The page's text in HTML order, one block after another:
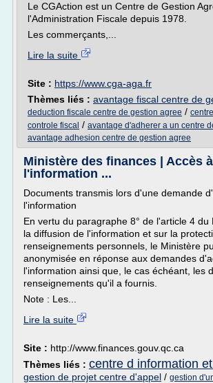
Le CGAction est un Centre de Gestion
l'Administration Fiscale depuis 1978.
Les commerçants,...
Lire la suite
Site : https://www.cga-aga.fr
Thèmes liés : avantage fiscal centre de
deduction fiscale centre de gestion agree /
controle fiscal / avantage d'adherer a un centre
avantage adhesion centre de gestion agree
Ministère des finances | Accès à
l'information ...
Documents transmis lors d'une demande
l'information
En vertu du paragraphe 8° de l'article 4 du
la diffusion de l'information et sur la
renseignements personnels, le Ministère
anonymisée en réponse aux demandes
l'information ainsi que, le cas échéant, les
renseignements qu'il a fournis.
Note : Les...
Lire la suite
Site : http://www.finances.gouv.qc.ca
Thèmes liés : centre d information
gestion de projet centre d'appel / gestion